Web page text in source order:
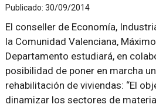
Publicado: 30/09/2014
El conseller de Economía,
la Comunidad Valenciana,
Departamento estudiará, en
posibilidad de poner en marcha
rehabilitación de viviendas: El
dinamizar los sectores de